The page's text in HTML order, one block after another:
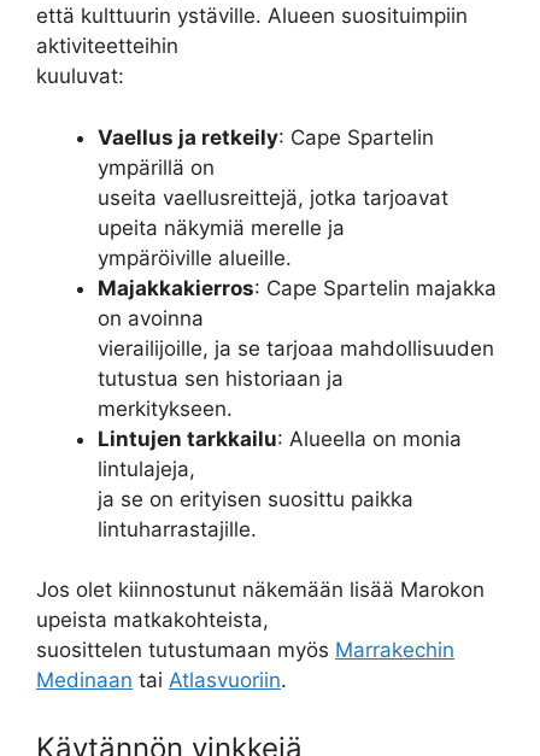
että kulttuurin ystäville. Alueen suosituimpiin
aktiviteetteihin
kuuluvat:
Vaellus ja retkeily: Cape Spartelin
ympärillä on
useita vaellusreittejä, jotka tarjoavat
upeita näkymiä merelle ja
ympäröiville alueille.
Majakkakierros: Cape Spartelin majakka
on avoinna
vierailijoille, ja se tarjoaa mahdollisuuden
tutustua sen historiaan ja
merkitykseen.
Lintujen tarkkailu: Alueella on monia
lintulajeja,
ja se on erityisen suosittu paikka
lintuharrastajille.
Jos olet kiinnostunut näkemään lisää Marokon
upeista matkakohteista,
suosittelen tutustumaan myös Marrakechin
Medinaan tai Atlasvuoriin.
Käytännön vinkkejä